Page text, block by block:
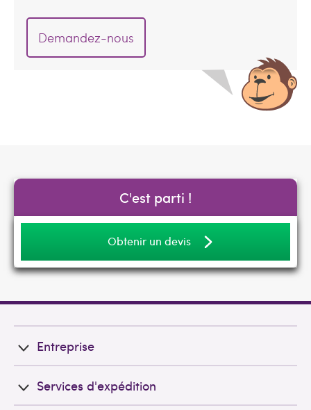
Demandez-nous
C'est parti !
Obtenir un devis
Entreprise
Services d'expédition